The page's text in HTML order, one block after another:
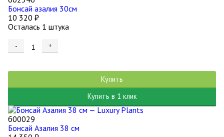
Бонсай азалия 30см
10 320 ₽
Осталась 1 штука
- +
Купить
Купить в 1 клик
б00029
Бонсай Азалия 38 см